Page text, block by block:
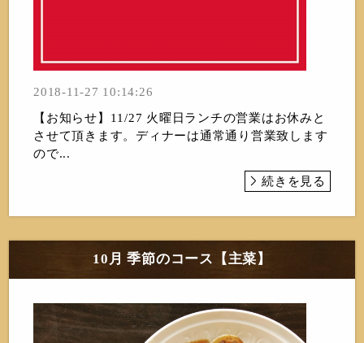
2018-11-27 10:14:26
【お知らせ】11/27 火曜日ランチの営業はお休みと
させて頂きます。ディナーは通常通り営業致します
ので...
続きを見る
10月 季節のコース【主菜】